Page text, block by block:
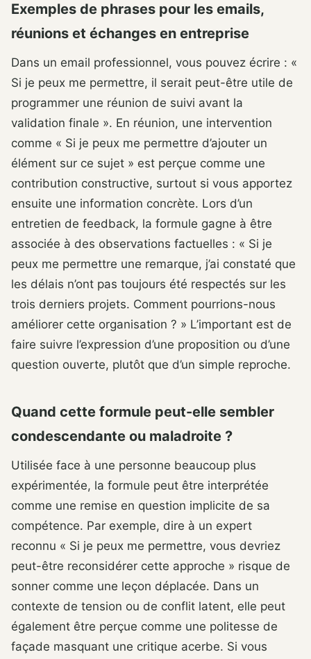
Exemples de phrases pour les emails,
réunions et échanges en entreprise
Dans un email professionnel, vous pouvez écrire : «
Si je peux me permettre, il serait peut-être utile de
programmer une réunion de suivi avant la
validation finale ». En réunion, une intervention
comme « Si je peux me permettre d’ajouter un
élément sur ce sujet » est perçue comme une
contribution constructive, surtout si vous apportez
ensuite une information concrète. Lors d’un
entretien de feedback, la formule gagne à être
associée à des observations factuelles : « Si je
peux me permettre une remarque, j’ai constaté que
les délais n’ont pas toujours été respectés sur les
trois derniers projets. Comment pourrions-nous
améliorer cette organisation ? » L’important est de
faire suivre l’expression d’une proposition ou d’une
question ouverte, plutôt que d’un simple reproche.
Quand cette formule peut-elle sembler
condescendante ou maladroite ?
Utilisée face à une personne beaucoup plus
expérimentée, la formule peut être interprétée
comme une remise en question implicite de sa
compétence. Par exemple, dire à un expert
reconnu « Si je peux me permettre, vous devriez
peut-être reconsidérer cette approche » risque de
sonner comme une leçon déplacée. Dans un
contexte de tension ou de conflit latent, elle peut
également être perçue comme une politesse de
façade masquant une critique acerbe. Si vous